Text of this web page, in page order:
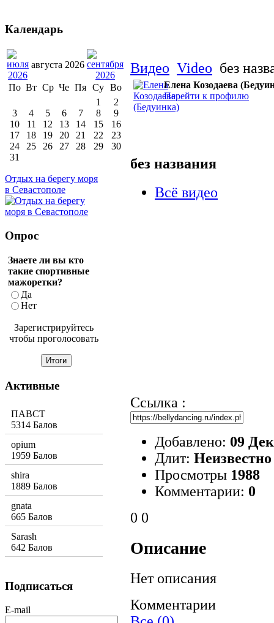
Видео Video без
Елена Козодаева
Перейти к профилю
без названия
Всё видео
Ссылка :
Добавлено: 09
Длит: Неизвестно
Просмотры 1988
Комментарии: 0
0 0
Описание
Нет описания
Комментарии
Календарь
августа 2026
По Вт Ср Че Пя Су Во
1
2
3
4 5 6 7 8
9
10
11 12 13 14 15
16
17
18 19 20 21 22
23
24
25 26 27 28 29
30
31
Отдых на берегу моря
в Севастополе
Опрос
Знаете ли вы кто
такие спортивные
мажоретки?
Да
Нет
Зарегистрируйтесь
чтобы проголосовать
Активные
ПАВСТ
5314 Балов
opium
1959 Балов
shira
1889 Балов
gnata
665 Балов
Sarash
642 Балов
Подписаться
E-mail